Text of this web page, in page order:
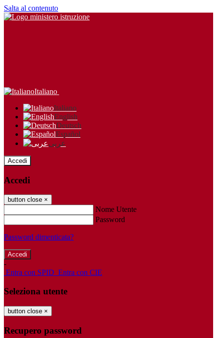
Salta al contenuto
Italiano
Italiano
English
Deutsch
Español
عربى
Accedi
Accedi
button close ×
Nome Utente
Password
Password dimenticata?
-
Entra con SPID Entra con CIE
Seleziona utente
button close ×
Recupero password